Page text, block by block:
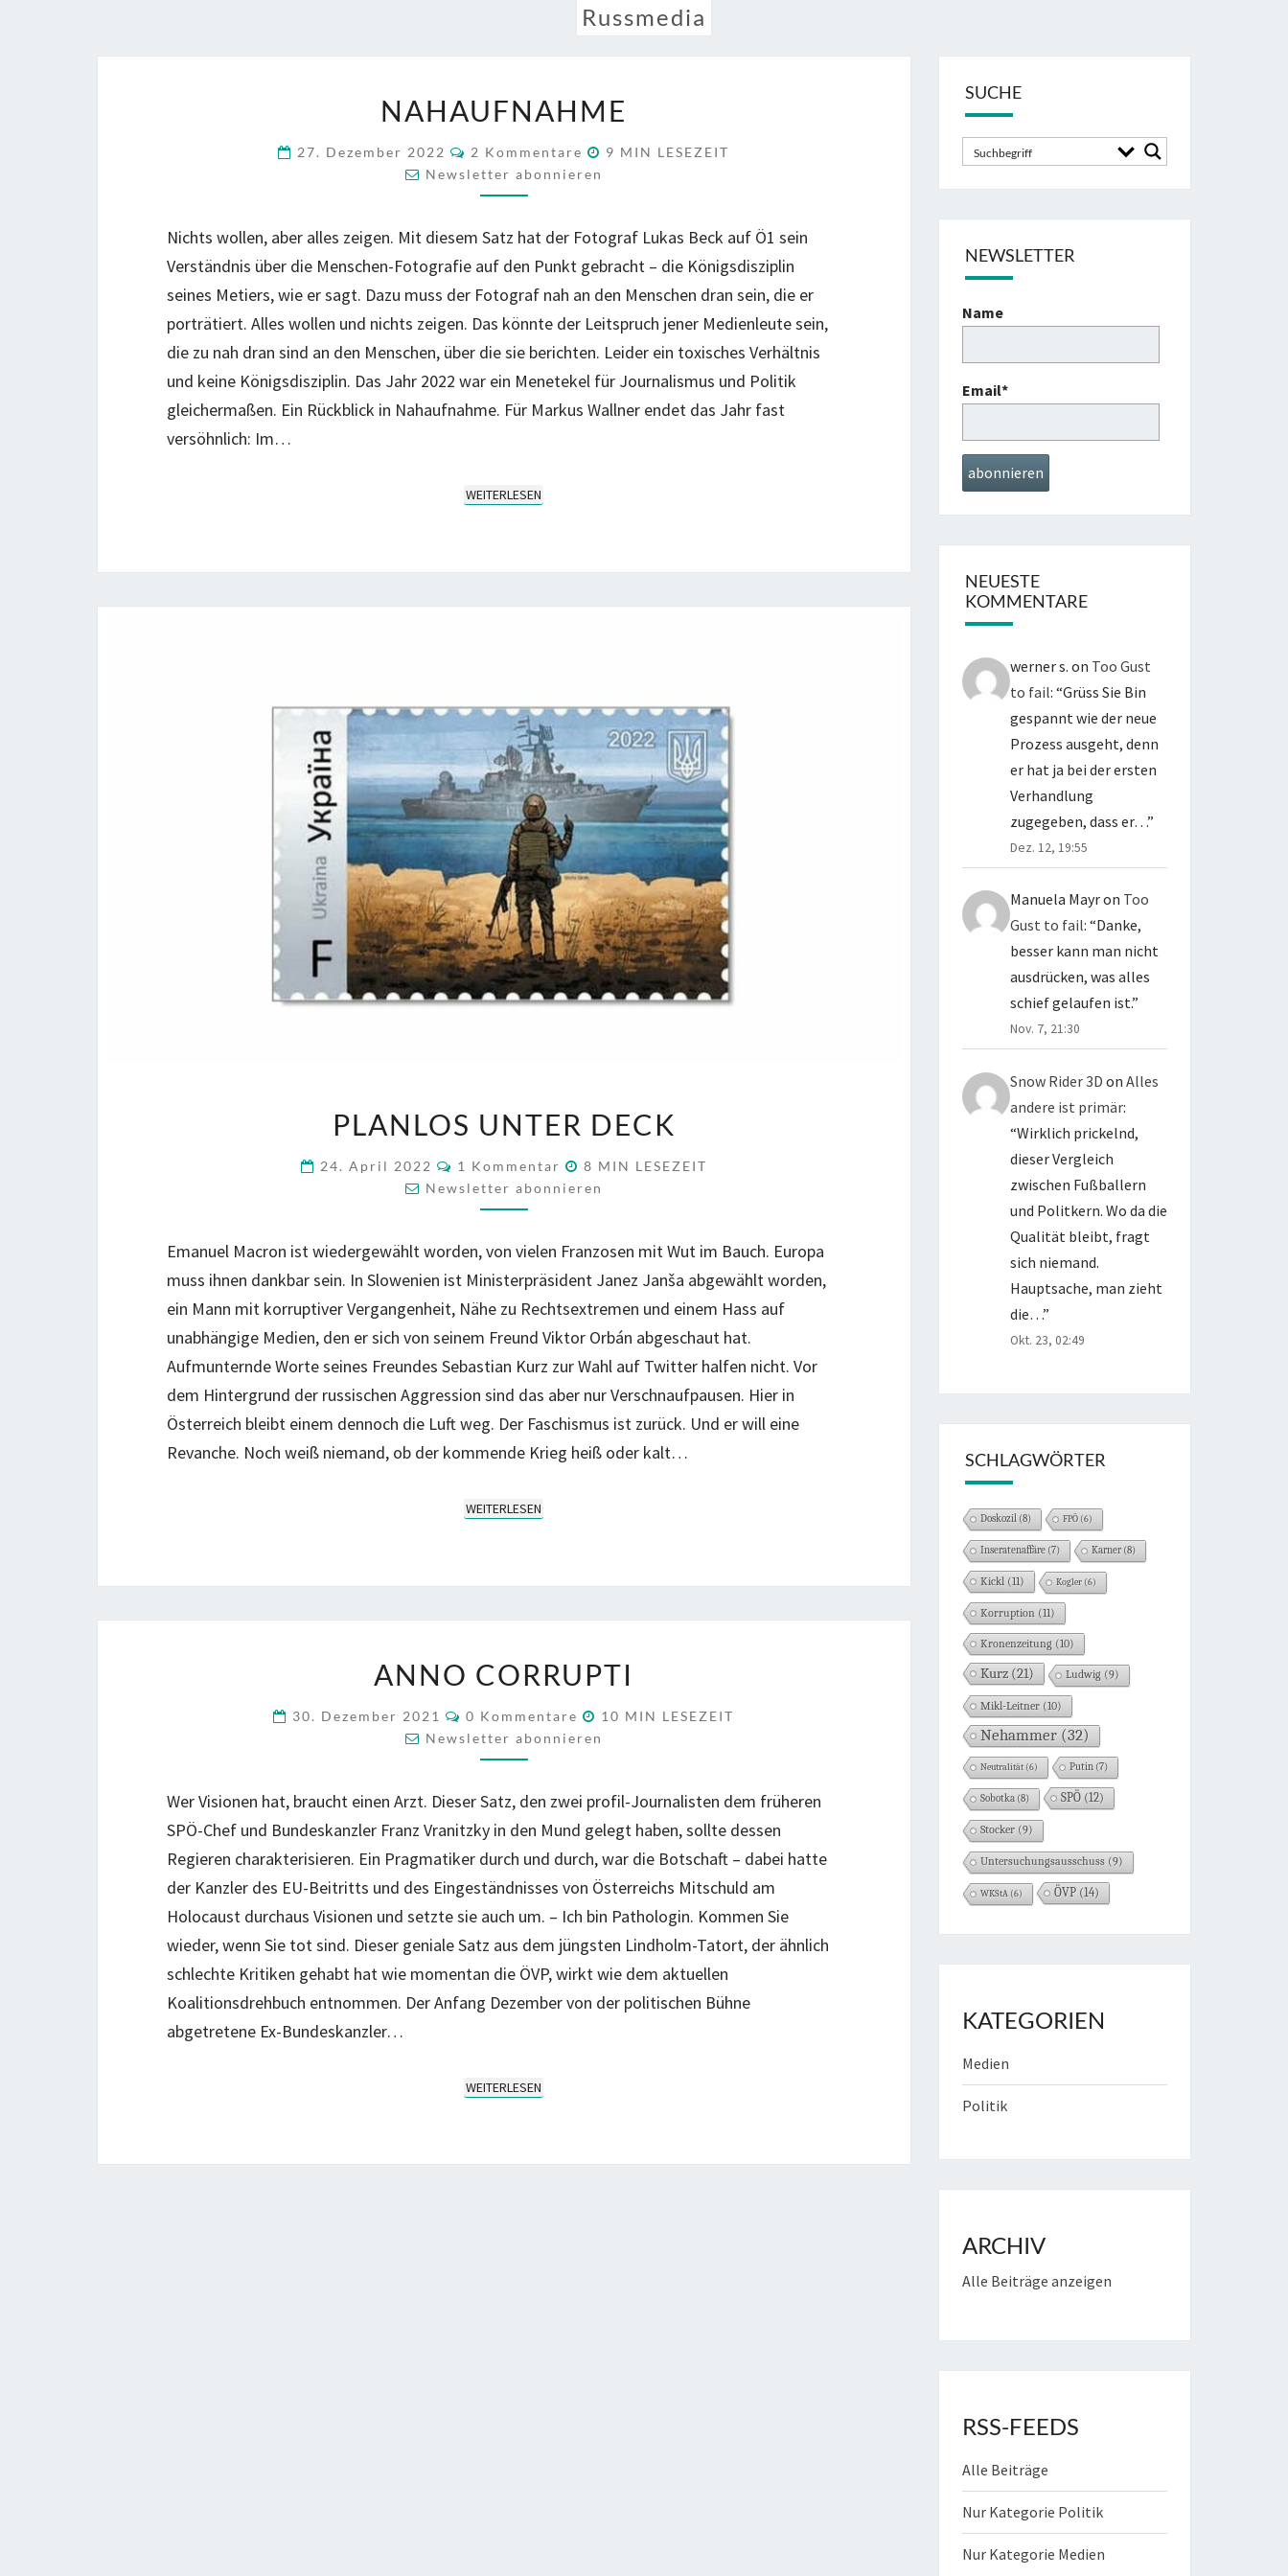
Russmedia
NAHAUFNAHME
27. Dezember 2022 KOMMENTARE
2 Kommentare 9 MIN LESEZEIT
Newsletter abonnieren
Nichts wollen, aber alles zeigen. Mit diesem Satz hat der Fotograf Lukas Beck auf Ö1 sein
Verständnis über die Menschen-Fotografie auf den Punkt gebracht – die Königsdisziplin
seines Metiers, wie er sagt. Dazu muss der Fotograf nah an den Menschen dran sein, die er
porträtiert. Alles wollen und nichts zeigen. Das könnte der Leitspruch jener Medienleute sein,
die zu nah dran sind an den Menschen, über die sie berichten. Leider ein toxisches Verhältnis
und keine Königsdisziplin. Das Jahr 2022 war ein Menetekel für Journalismus und Politik
gleichermaßen. Ein Rückblick in Nahaufnahme. Für Markus Wallner endet das Jahr fast
versöhnlich: Im…
WEITERLESEN
UNTER
DECK
PLANLOS UNTER DECK
24. April 2022 KOMMENTARE
1 Kommentar 8 MIN LESEZEIT
Newsletter abonnieren
Emanuel Macron ist wiedergewählt worden, von vielen Franzosen mit Wut im Bauch. Europa
muss ihnen dankbar sein. In Slowenien ist Ministerpräsident Janez Janša abgewählt worden,
ein Mann mit korruptiver Vergangenheit, Nähe zu Rechtsextremen und einem Hass auf
unabhängige Medien, den er sich von seinem Freund Viktor Orbán abgeschaut hat.
Aufmunternde Worte seines Freundes Sebastian Kurz zur Wahl auf Twitter halfen nicht. Vor
dem Hintergrund der russischen Aggression sind das aber nur Verschnaufpausen. Hier in
Österreich bleibt einem dennoch die Luft weg. Der Faschismus ist zurück. Und er will eine
Revanche. Noch weiß niemand, ob der kommende Krieg heiß oder kalt…
WEITERLESEN
CORRUPTI
ANNO CORRUPTI
30. Dezember 2021 KOMMENTARE
0 Kommentare 10 MIN LESEZEIT
Newsletter abonnieren
Wer Visionen hat, braucht einen Arzt. Dieser Satz, den zwei profil-Journalisten dem früheren
SPÖ-Chef und Bundeskanzler Franz Vranitzky in den Mund gelegt haben, sollte dessen
Regieren charakterisieren. Ein Pragmatiker durch und durch, war die Botschaft – dabei hatte
der Kanzler des EU-Beitritts und des Eingeständnisses von Österreichs Mitschuld am
Holocaust durchaus Visionen und setzte sie auch um. – Ich bin Pathologin. Kommen Sie
wieder, wenn Sie tot sind. Dieser geniale Satz aus dem jüngsten Lindholm-Tatort, der ähnlich
schlechte Kritiken gehabt hat wie momentan die ÖVP, wirkt wie dem aktuellen
Koalitionsdrehbuch entnommen. Der Anfang Dezember von der politischen Bühne
abgetretene Ex-Bundeskanzler…
WEITERLESEN
SUCHE
NEWSLETTER
Name
Email*
NEUESTE
KOMMENTARE
werner s. on Too Gust
to fail: “Grüss Sie Bin
gespannt wie der neue
Prozess ausgeht, denn
er hat ja bei der ersten
Verhandlung
zugegeben, dass er…”
Dez. 12, 19:55
Manuela Mayron Too
Gust to fail: “Danke,
besser kann man nicht
ausdrücken, was alles
schief gelaufen ist.”
Nov. 7, 21:30
Snow Rider 3D on Alles
andere ist primär:
“Wirklich prickelnd,
dieser Vergleich
zwischen Fußballern
und Politkern. Wo da die
Qualität bleibt, fragt
sich niemand.
Hauptsache, man zieht
die…”
Okt. 23, 02:49
SCHLAGWÖRTER
Doskozil(8) FPÖ(6)
Inseratenaffäre(7) Karner(8)
Kickl (11) Kogler(6)
Korruption (11)
Kronenzeitung(10)
Kurz(21) Ludwig(9)
Mikl-Leitner(10)
Nehammer(32)
Neutralität(6) Putin(7)
Sobotka(8) SPÖ(12)
Stocker(9)
Untersuchungsausschuss(9)
WKStA(6) ÖVP(14)
KATEGORIEN
Medien
Politik
ARCHIV
Alle Beiträge anzeigen
RSS-FEEDS
Alle Beiträge
Nur Kategorie Politik
Nur Kategorie Medien